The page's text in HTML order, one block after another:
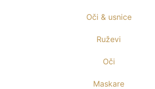
Oči & usnice
Ruževi
Oči
Maskare